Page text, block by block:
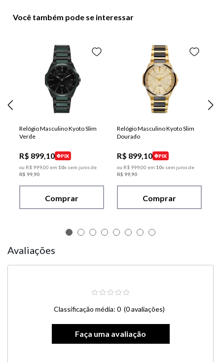
Você também pode se interessar
Relógio Masculino Kyoto Slim
Verde
R$ 899,10
PIX
ou R$ 99900 em 10x sem juros de
R$ 99 90
Comprar
Relógio Masculino Kyoto Slim
Dourado
R$ 899,10
PIX
ou R$ 99900 em 10x sem juros de
R$ 99 90
Comprar
Avaliações
Classificação média: 0 (0 avaliações)